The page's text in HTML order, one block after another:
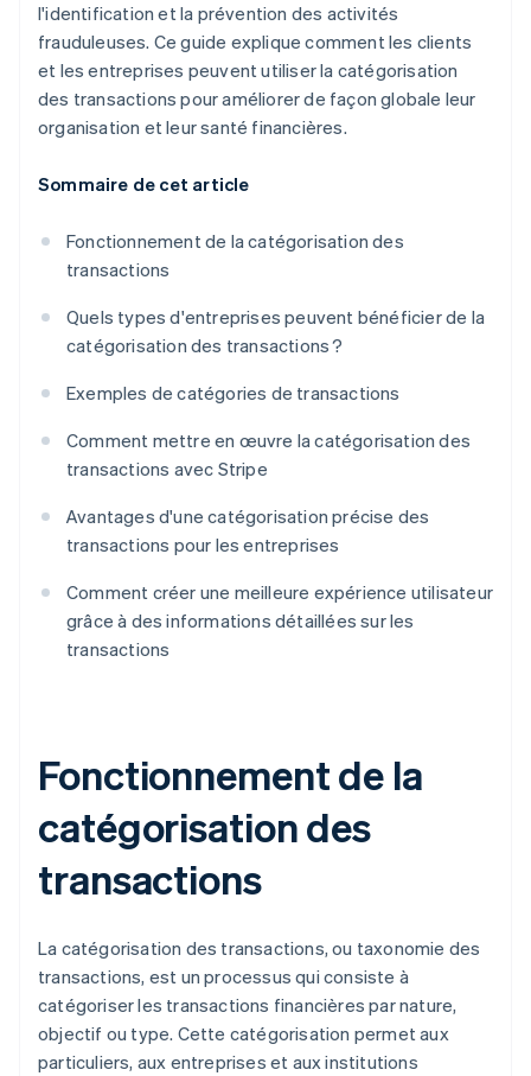
l'identification et la prévention des activités
frauduleuses. Ce guide explique comment les clients
et les entreprises peuvent utiliser la catégorisation
des transactions pour améliorer de façon globale leur
organisation et leur santé financières.
Sommaire de cet article
Fonctionnement de la catégorisation des
transactions
Quels types d'entreprises peuvent bénéficier de la
catégorisation des transactions ?
Exemples de catégories de transactions
Comment mettre en œuvre la catégorisation des
transactions avec Stripe
Avantages d'une catégorisation précise des
transactions pour les entreprises
Comment créer une meilleure expérience utilisateur
grâce à des informations détaillées sur les
transactions
Fonctionnement de la
catégorisation des
transactions
La catégorisation des transactions, ou taxonomie des
transactions, est un processus qui consiste à
catégoriser les transactions financières par nature,
objectif ou type. Cette catégorisation permet aux
particuliers, aux entreprises et aux institutions